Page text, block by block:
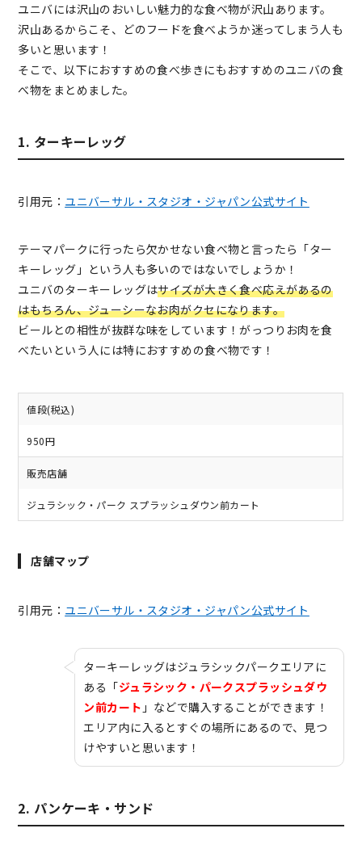
ユニバには沢山のおいしい魅力的な食べ物が沢山あります。
沢山あるからこそ、どのフードを食べようか迷ってしまう人も
多いと思います！
そこで、以下におすすめの食べ歩きにもおすすめのユニバの食
べ物をまとめました。
1. ターキーレッグ
引用元： ユニバーサル・スタジオ・ジャパン公式サイト
テーマパークに行ったら欠かせない食べ物と言ったら「ター
キーレッグ」という人も多いのではないでしょうか！
ユニバのターキーレッグはサイズが大きく食べ応えがあるの
はもちろん、ジューシーなお肉がクセになります。
ビールとの相性が抜群な味をしています！がっつりお肉を食
べたいという人には特におすすめの食べ物です！
値段(税込)
950円
販売店舗
ジュラシック・パーク スプラッシュダウン前カート
店舗マップ
引用元： ユニバーサル・スタジオ・ジャパン公式サイト
ターキーレッグはジュラシックパークエリアに
ある「ジュラシック・パークスプラッシュダウ
ン前カート 」などで購入することができます！
エリア内に入るとすぐの場所にあるので、見つ
けやすいと思います！
2. パンケーキ・サンド